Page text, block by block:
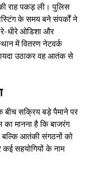
राह पकड़ ली। पुलिस
के समय बने संपर्कों ने
धीरे ओडिशा और
में वितरण नेटवर्क
उठाकर वह आतंक से
बीच सक्रिय बड़े पैमाने पर
मानना है कि बाजरंग
बल्कि आतंकी संगठनों को
सहयोगियों के नाम